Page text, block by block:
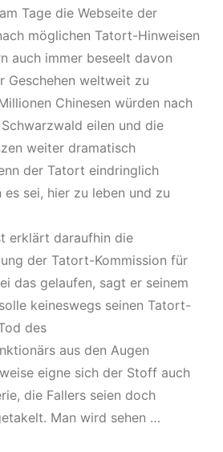
Tage die Webseite der
möglichen Tatort-Hinweisen
auch immer beseelt davon
Geschehen weltweit zu
Chinesen würden nach
eilen und die
weiter dramatisch
der Tatort eindringlich
sei, hier zu leben und zu
erklärt daraufhin die
der Tatort-Kommission für
das gelaufen, sagt er seinem
keineswegs seinen Tatort-
des
aus den Augen
eigne sich der Stoff auch
die Fallers seien doch
Man wird sehen …